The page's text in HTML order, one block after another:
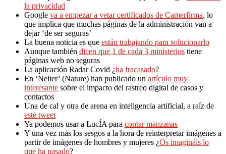
la privacidad
Google va a empezar a vetar certificados de Camerfirma, lo
que implica que muchas páginas de la administración van a
dejar ‘de ser seguras’
La buena noticia es que están trabajando para solucionarlo
Aunque también dicen que 1 de cada 3 ministerios tiene
páginas web no seguras
La aplicación Radar Covid ¿ha fracasado?
En ‘Neiter’ (Nature) han publicado un artículo muy
interesante sobre el impacto del rastreo digital de casos y
contactos
Una de cal y otra de arena en inteligencia artificial, a raíz de
este tweet
Ya podemos usar a LucÍA para contar manzanas
Y una vez más los sesgos a la hora de reinterpretar imágenes a
partir de imágenes de hombres y mujeres ¿Os imagináis lo
que ha pasado?